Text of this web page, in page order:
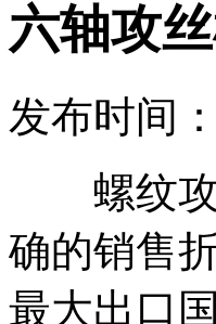
六轴攻
发布时间
螺纹攻
确的销售
最大出口